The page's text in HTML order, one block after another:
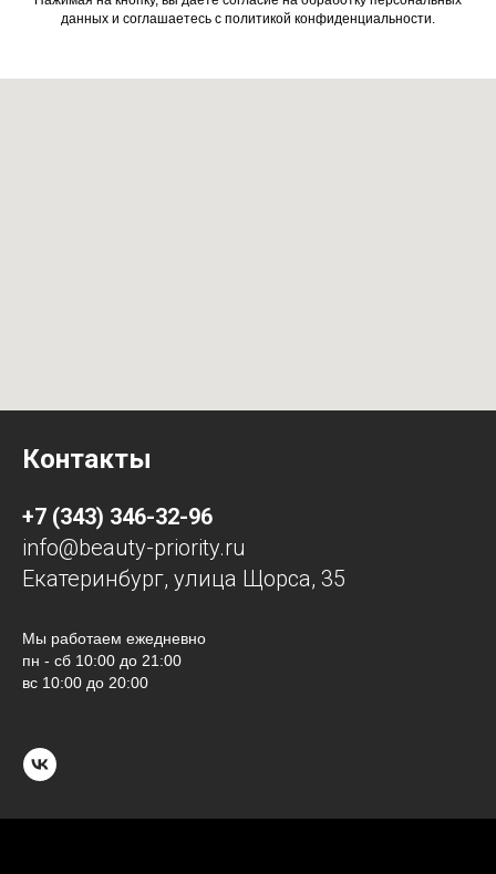
данных и соглашаетесь c политикой конфиденциальности.
Контакты
+7 (343) 346-32-96
info@beauty-priority.ru
Екатеринбург, улица Щорса, 35
Мы работаем ежедневно
пн - сб 10:00 до 21:00
вс 10:00 до 20:00